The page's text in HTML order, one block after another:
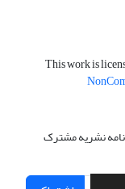
This work is
نشریه مشترک